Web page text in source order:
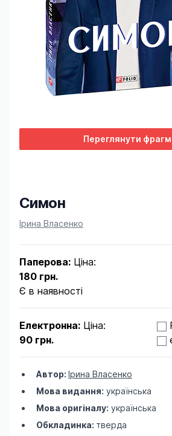
Переглянути
Симон
Product information
Ірина Власенко
Паперова: Ціна:
180 грн.
Є в наявності
Електронна: Ціна:
90 грн.
Автор: Ірина Власенко
Мова видання: українська
Мова оригіналу: українська
Обкладинка: тверда